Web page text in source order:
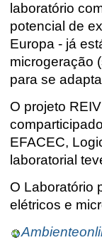
laboratório
potencial de
Europa - já
microgeração
para se
O projeto
EFACEC,
laboratorial
O Laboratório
elétricos e